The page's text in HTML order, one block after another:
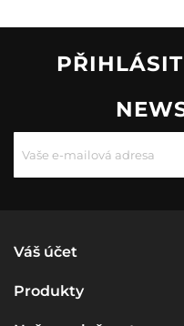
Váš účet
Produkty